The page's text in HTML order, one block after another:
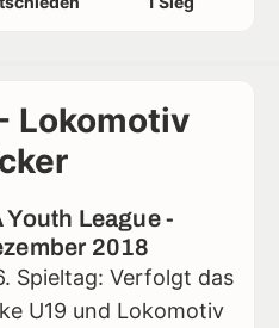
Lokomotiv
Youth League -
2018
Spieltag: Verfolgt das
U19 und Lokomotiv